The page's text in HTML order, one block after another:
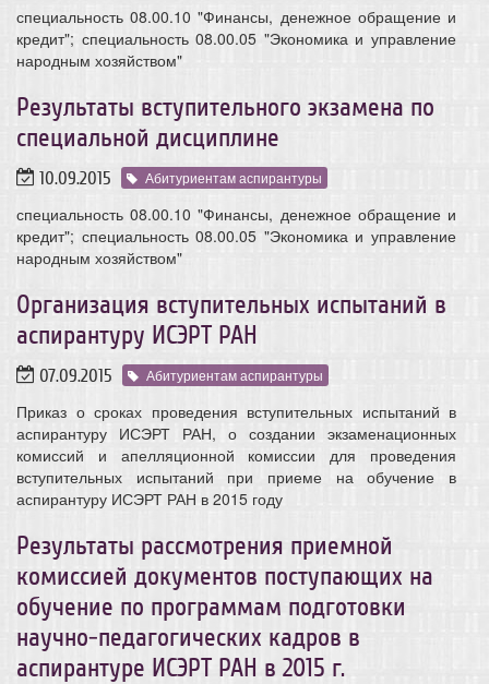
специальность 08.00.10 "Финансы, денежное обращение и
кредит"; специальность 08.00.05 "Экономика и управление
народным хозяйством"
Результаты вступительного экзамена по
специальной дисциплине
10.09.2015 Абитуриентам аспирантуры
специальность 08.00.10 "Финансы, денежное обращение и
кредит"; специальность 08.00.05 "Экономика и управление
народным хозяйством"
Организация вступительных испытаний в
аспирантуру ИСЭРТ РАН
07.09.2015 Абитуриентам аспирантуры
Приказ о сроках проведения вступительных испытаний в
аспирантуру ИСЭРТ РАН, о создании экзаменационных
комиссий и апелляционной комиссии для проведения
вступительных испытаний при приеме на обучение в
аспирантуру ИСЭРТ РАН в 2015 году
Результаты рассмотрения приемной
комиссией документов поступающих на
обучение по программам подготовки
научно-педагогических кадров в
аспирантуре ИСЭРТ РАН в 2015 г.